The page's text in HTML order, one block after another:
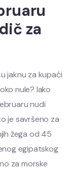
za
jaknu za kupaći
nule? Iako
nudi
je savršeno za
žega od 45
egipatskog
za morske